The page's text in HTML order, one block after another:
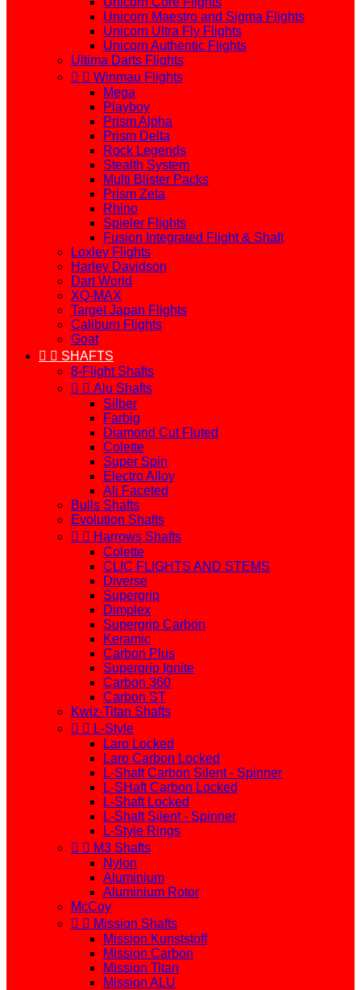
Unicorn Maestro and Sigma Flights
Unicorn Ultra Fly Flights
Unicorn Authentic Flights
Ultima Darts Flights
  Winmau Flights
Mega
Playboy
Prism Alpha
Prism Delta
Rock Legends
Stealth System
Multi Blister Packs
Prism Zeta
Rhino
Spieler Flights
Fusion Integrated Flight & Shaft
Loxley Flights
Harley Davidson
Dart World
XQ-MAX
Target Japan Flights
Caliburn Flights
Goat
  SHAFTS
8-Flight Shafts
  Alu Shafts
Silber
Farbig
Diamond Cut Fluted
Colette
Super Spin
Electro Alloy
Ali Faceted
Bulls Shafts
Evolution Shafts
  Harrows Shafts
Colette
CLIC FLIGHTS AND STEMS
Diverse
Supergrip
Dimplex
Supergrip Carbon
Keramic
Carbon Plus
Supergrip Ignite
Carbon 360
Carbon ST
Kwiz-Titan Shafts
  L-Style
Laro Locked
Laro Carbon Locked
L-Shaft Carbon Silent - Spinner
L-SHaft Carbon Locked
L-Shaft Locked
L-Shaft Silent - Spinner
L-Style Rings
  M3 Shafts
Nylon
Aluminium
Aluminium Rotor
McCoy
  Mission Shafts
Mission Kunststoff
Mission Carbon
Mission Titan
Mission ALU